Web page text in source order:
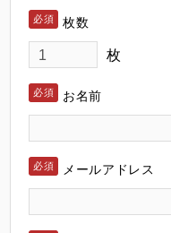
枚数
枚
お名前
メールアドレス